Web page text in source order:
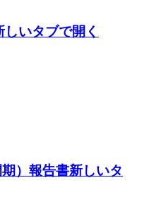
しいタブで開く
）報告書新しいタ